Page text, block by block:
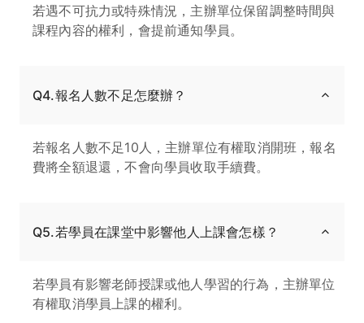
若遇不可抗力或特殊情況，主辦單位保留調整時間與
課程內容的權利，會提前通知學員。
Q4.報名人數不足怎麼辦？
若報名人數不足10人，主辦單位有權取消開班，報名
費將全額退還，不會向學員收取手續費。
Q5.若學員在課堂中影響他人上課會怎樣？
若學員有影響老師授課或他人學習的行為，主辦單位
有權取消學員上課的權利。